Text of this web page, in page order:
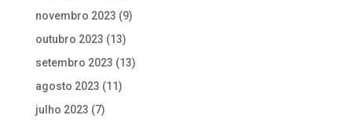
novembro 2023 (9)
outubro 2023 (13)
setembro 2023 (13)
agosto 2023 (11)
julho 2023 (7)